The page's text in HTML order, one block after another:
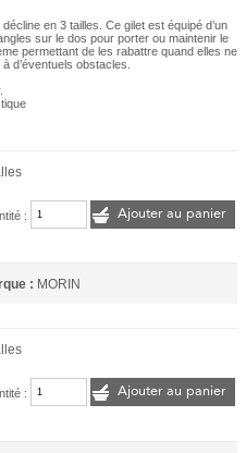
en 3 tailles. Ce gilet est équipé d’un
sur le dos pour porter ou maintenir le
permettant de les rabattre quand elles ne
d’éventuels obstacles.
: Ajouter au panier
: MORIN
: Ajouter au panier